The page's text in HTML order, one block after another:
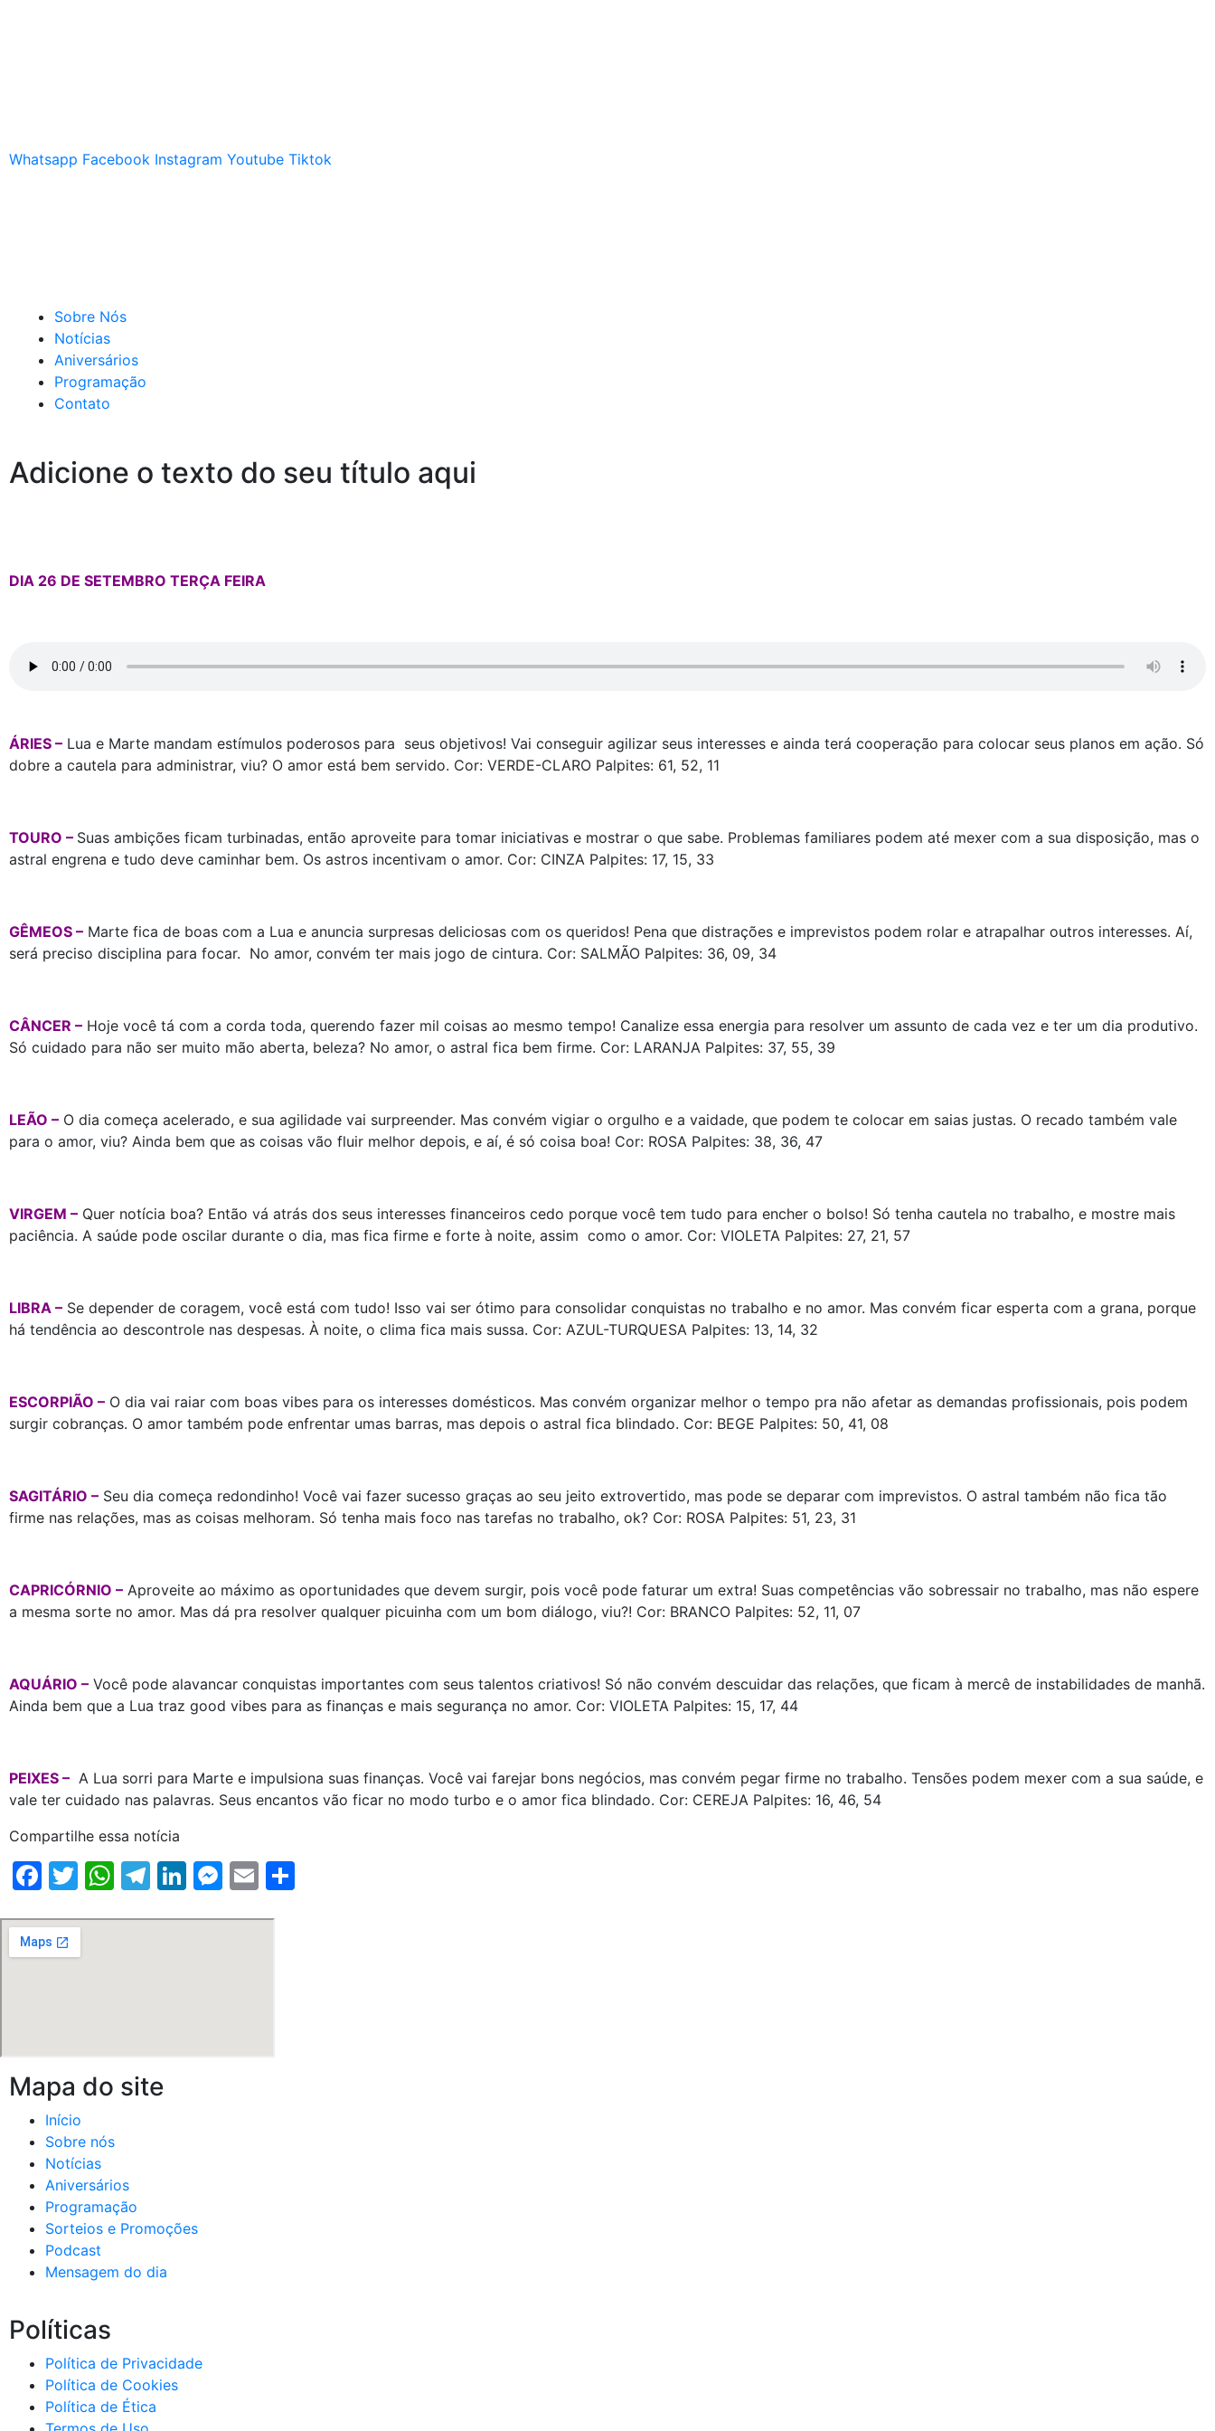
Whatsapp Facebook Instagram Youtube Tiktok
Sobre Nós
Notícias
Aniversários
Programação
Contato
Adicione o texto do seu título aqui
DIA 26 DE SETEMBRO TERÇA FEIRA
ÁRIES – Lua e Marte mandam estímulos poderosos para seus objetivos! Vai conseguir agilizar seus interesses e ainda terá cooperação para colocar seus planos em ação. Só
dobre a cautela para administrar, viu? O amor está bem servido. Cor: VERDE-CLARO Palpites: 61, 52, 11
TOURO – Suas ambições ficam turbinadas, então aproveite para tomar iniciativas e mostrar o que sabe. Problemas familiares podem até mexer com a sua disposição, mas o
astral engrena e tudo deve caminhar bem. Os astros incentivam o amor. Cor: CINZA Palpites: 17, 15, 33
GÊMEOS – Marte fica de boas com a Lua e anuncia surpresas deliciosas com os queridos! Pena que distrações e imprevistos podem rolar e atrapalhar outros interesses. Aí,
será preciso disciplina para focar. No amor, convém ter mais jogo de cintura. Cor: SALMÃO Palpites: 36, 09, 34
CÂNCER – Hoje você tá com a corda toda, querendo fazer mil coisas ao mesmo tempo! Canalize essa energia para resolver um assunto de cada vez e ter um dia produtivo.
Só cuidado para não ser muito mão aberta, beleza? No amor, o astral fica bem firme. Cor: LARANJA Palpites: 37, 55, 39
LEÃO – O dia começa acelerado, e sua agilidade vai surpreender. Mas convém vigiar o orgulho e a vaidade, que podem te colocar em saias justas. O recado também vale
para o amor, viu? Ainda bem que as coisas vão fluir melhor depois, e aí, é só coisa boa! Cor: ROSA Palpites: 38, 36, 47
VIRGEM – Quer notícia boa? Então vá atrás dos seus interesses financeiros cedo porque você tem tudo para encher o bolso! Só tenha cautela no trabalho, e mostre mais
paciência. A saúde pode oscilar durante o dia, mas fica firme e forte à noite, assim como o amor. Cor: VIOLETA Palpites: 27, 21, 57
LIBRA – Se depender de coragem, você está com tudo! Isso vai ser ótimo para consolidar conquistas no trabalho e no amor. Mas convém ficar esperta com a grana, porque
há tendência ao descontrole nas despesas. À noite, o clima fica mais sussa. Cor: AZUL-TURQUESA Palpites: 13, 14, 32
ESCORPIÃO – O dia vai raiar com boas vibes para os interesses domésticos. Mas convém organizar melhor o tempo pra não afetar as demandas profissionais, pois podem
surgir cobranças. O amor também pode enfrentar umas barras, mas depois o astral fica blindado. Cor: BEGE Palpites: 50, 41, 08
SAGITÁRIO – Seu dia começa redondinho! Você vai fazer sucesso graças ao seu jeito extrovertido, mas pode se deparar com imprevistos. O astral também não fica tão
firme nas relações, mas as coisas melhoram. Só tenha mais foco nas tarefas no trabalho, ok? Cor: ROSA Palpites: 51, 23, 31
CAPRICÓRNIO – Aproveite ao máximo as oportunidades que devem surgir, pois você pode faturar um extra! Suas competências vão sobressair no trabalho, mas não espere
a mesma sorte no amor. Mas dá pra resolver qualquer picuinha com um bom diálogo, viu?! Cor: BRANCO Palpites: 52, 11, 07
AQUÁRIO – Você pode alavancar conquistas importantes com seus talentos criativos! Só não convém descuidar das relações, que ficam à mercê de instabilidades de manhã.
Ainda bem que a Lua traz good vibes para as finanças e mais segurança no amor. Cor: VIOLETA Palpites: 15, 17, 44
PEIXES – A Lua sorri para Marte e impulsiona suas finanças. Você vai farejar bons negócios, mas convém pegar firme no trabalho. Tensões podem mexer com a sua saúde, e
vale ter cuidado nas palavras. Seus encantos vão ficar no modo turbo e o amor fica blindado. Cor: CEREJA Palpites: 16, 46, 54
Compartilhe essa notícia
Facebook
Twitter
WhatsApp
Telegram
LinkedIn
Messenger
Email
Mapa do site
Início
Sobre nós
Notícias
Aniversários
Programação
Sorteios e Promoções
Podcast
Mensagem do dia
Políticas
Política de Privacidade
Política de Cookies
Política de Ética